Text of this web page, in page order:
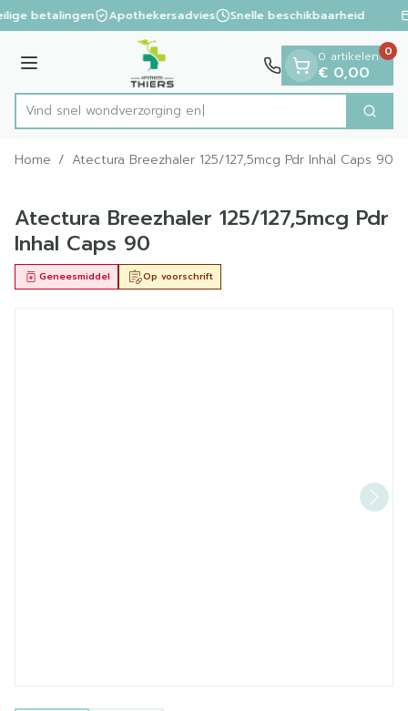
Ga naar de inhoud
1 van 1
betalingen Apothekersadvies Snelle beschikbaarheid
Menu
Product, merk, categorie...
Vind snel wondverz Zoek
0 artikelen
€ 0,00
0
Home / Atectura Breezhaler 125/127,5mcg Pdr Inhal Caps 90
Atectura Breezhaler 125/127,5mcg Pdr
Inhal Caps 90
Op voorschrift
Geneesmiddel